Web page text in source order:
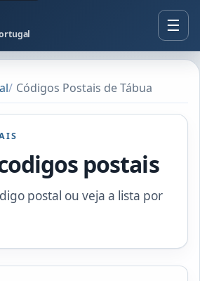
Códigos Postais de Tábua
postais
postal ou veja a lista por